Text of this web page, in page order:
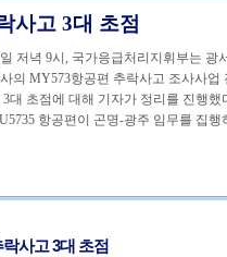
사고 3대 초점
저녁 9시, 국가응급처리지휘부는
의 MY573항공편 추락사고 조사사
3대 초점에 대해 기자가 정리를 진행
항공편이 곤명-광주 임무를 집행
사고 3대 초점